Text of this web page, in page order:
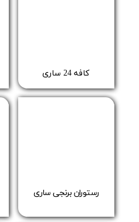
کافه 24 ساری
رستوران برنجی ساری